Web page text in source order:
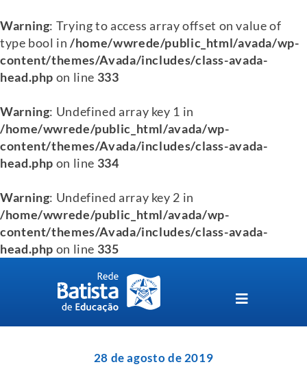
Warning: Trying to access array offset on value of
type bool in/home/wwrede/public_html/avada/wp-
content/themes/Avada/includes/class-avada-
head.php on line 333
Warning: Undefined array key 1 in
/home/wwrede/public_html/avada/wp-
content/themes/Avada/includes/class-avada-
head.php on line 334
Warning: Undefined array key 2 in
/home/wwrede/public_html/avada/wp-
content/themes/Avada/includes/class-avada-
head.php on line 335
Toggle
Navigation
28 de agosto de 2019